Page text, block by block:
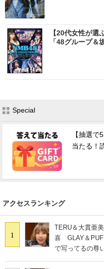
【20代女性が選
「48グループ＆
Special
【抽選
当たる！
アクセスランキング
1
TERU＆大貫亜
喜 GLAY＆
で写ってるの尊